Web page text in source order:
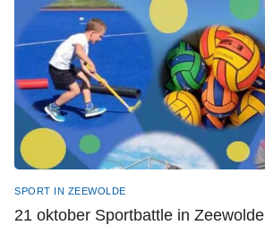
SPORT IN ZEEWOLDE
21 oktober Sportbattle in Zeewolde